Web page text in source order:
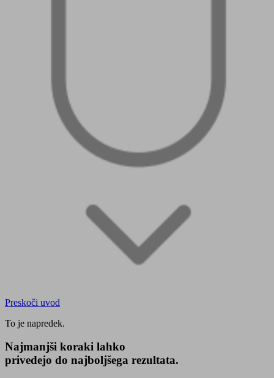
Preskoči uvod
To je napredek.
Najmanjši koraki lahko
privedejo do najboljšega rezultata.